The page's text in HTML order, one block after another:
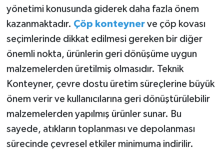
yönetimi konusunda giderek daha fazla önem
kazanmaktadır. Çöp konteynerve çöp kovası
seçimlerinde dikkat edilmesi gereken bir diğer
önemli nokta, ürünlerin geri dönüşüme uygun
malzemelerden üretilmiş olmasıdır. Teknik
Konteyner, çevre dostu üretim süreçlerine büyük
önem verir ve kullanıcılarına geri dönüştürülebilir
malzemelerden yapılmış ürünler sunar. Bu
sayede, atıkların toplanması ve depolanması
sürecinde çevresel etkiler minimuma indirilir.
SEÇİM 2014
ÇEK GÖNDER
KİTAP
HEDEF2020
OTOMOBİL